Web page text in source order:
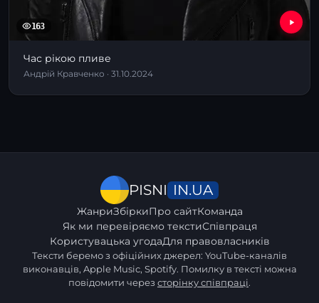
163
Час рікою пливе
Андрій Кравченко · 31.10.2024
PISNI IN.UA
ЖанриЗбіркиПро сайтКоманда
Як ми перевіряємо текстиСпівпраця
Користувацька угодаДля правовласників
Тексти беремо з офіційних джерел: YouTube-каналів
виконавців, Apple Music, Spotify. Помилку в тексті можна
повідомити через сторінку співпраці.